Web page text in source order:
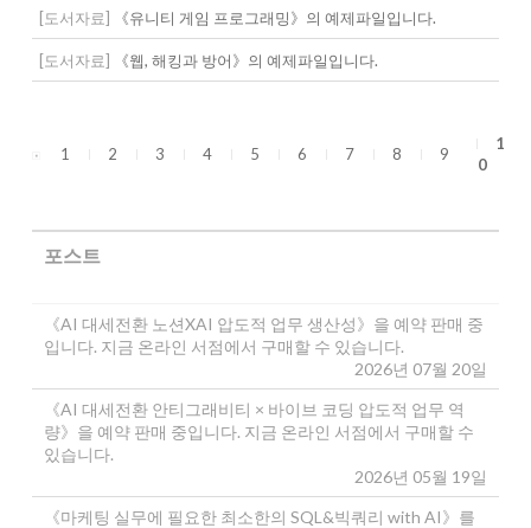
[도서자료] 《유니티 게임 프로그래밍》의 예제파일입니다.
[도서자료] 《웹, 해킹과 방어》의 예제파일입니다.
1 2 3 4 5 6 7 8 9
1
0
포스트
《AI 대세전환 노션XAI 압도적 업무 생산성》을 예약 판매 중
입니다. 지금 온라인 서점에서 구매할 수 있습니다.
2026년 07월 20일
《AI 대세전환 안티그래비티 × 바이브 코딩 압도적 업무 역
량》을 예약 판매 중입니다. 지금 온라인 서점에서 구매할 수
있습니다.
2026년 05월 19일
《마케팅 실무에 필요한 최소한의 SQL&빅쿼리 with AI》를